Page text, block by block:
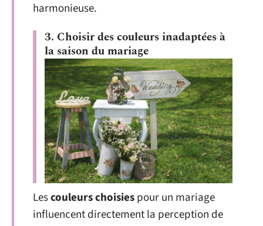
harmonieuse.
3. Choisir des couleurs inadaptées à
la saison du mariage
Lescouleurs choisiespour un mariage
influencent directement la perception de